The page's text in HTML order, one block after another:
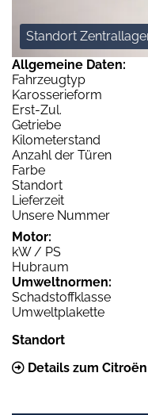
Standort
Allgemeine Daten:
Fahrzeugtyp
Karosserieform
Erst-Zul.
Getriebe
Kilometerstand
Anzahl der Türen
Farbe
Standort
Lieferzeit
Unsere Nummer
Motor:
kW / PS
Hubraum
Umweltnormen:
Schadstoffklasse
Umweltplakette
Standort
Details zum